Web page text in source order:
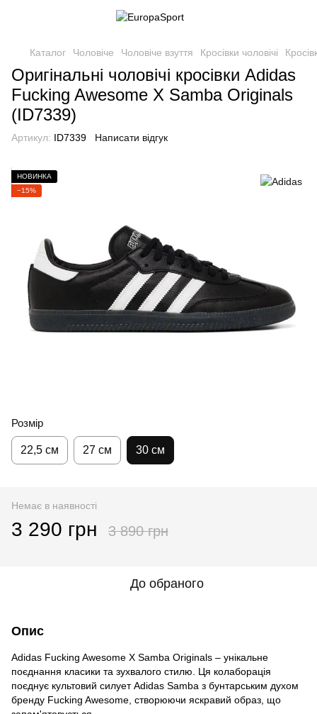
Каталог Чоловіче Чоловіче взуття Кросівки чоловічі
Оригінальні чоловічі кросівки Adidas
Fucking Awesome X Samba Originals
(ID7339)
Артикул: ID7339 Написати відгук
НОВИНКА
−15%
Розмір
22,5 см 27 см 30 см
Немає в наявності
3 290 грн 3 890 грн
До обраного
Опис
Adidas Fucking Awesome X Samba Originals – унікальне
поєднання класики та зухвалого стилю. Ця колаборація
поєднує культовий силует Adidas Samba з бунтарським духом
бренду Fucking Awesome, створюючи яскравий образ, що